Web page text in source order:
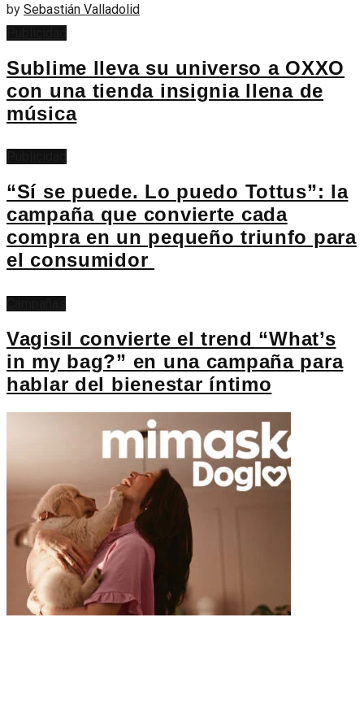
by Sebastián Valladolid
Sublime lleva su universo a OXXO
con una tienda insignia llena de
música
“Sí se puede. Lo puedo Tottus”: la
campaña que convierte cada
compra en un pequeño triunfo para
el consumidor
Vagisil convierte el trend “What’s
in my bag?” en una campaña para
hablar del bienestar íntimo